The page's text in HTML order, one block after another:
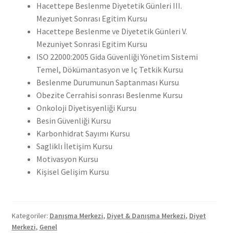
Hacettepe Beslenme Diyetetik Günleri III.
Mezuniyet Sonrası Egitim Kursu
Hacettepe Beslenme ve Diyetetik Günleri V.
Mezuniyet Sonrasi Egitim Kursu
ISO 22000:2005 Gida Güvenliği Yönetim Sistemi
Temel, Dökümantasyon ve Iç Tetkik Kursu
Beslenme Durumunun Saptanması Kursu
Obezite Cerrahisi sonrası Beslenme Kursu
Onkoloji Diyetisyenliği Kursu
Besin Güvenliği Kursu
Karbonhidrat Sayımı Kursu
Sagliklı İletişim Kursu
Motivasyon Kursu
Kişisel Gelişim Kursu
Kategoriler: Danışma Merkezi, Diyet & Danışma Merkezi, Diyet
Merkezi, Genel